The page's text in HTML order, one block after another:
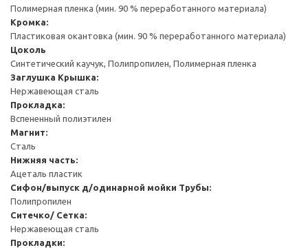
Полимерная пленка (мин. 90 % переработанного материала)
Кромка:
Пластиковая окантовка (мин. 90 % переработанного материала)
Цоколь
Синтетический каучук, Полипропилен, Полимерная пленка
Заглушка Крышка:
Нержавеющая сталь
Прокладка:
Вспененный полиэтилен
Магнит:
Сталь
Нижняя часть:
Ацеталь пластик
Сифон/выпуск д/одинарной мойки Трубы:
Полипропилен
Ситечко/ Сетка:
Нержавеющая сталь
Прокладки: